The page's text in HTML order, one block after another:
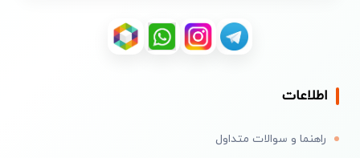
اطلاعات
راهنما و سوالات متداول